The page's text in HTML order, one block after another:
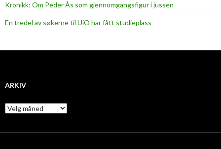
Kronikk: Om Peder Ås som gjennomgangsfigur i jussen
En tredel av søkerne til UiO har fått studieplass
ARKIV
A
r
i